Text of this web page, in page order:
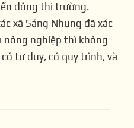
động thị trường.
xã Sáng Nhung đã xác
nông nghiệp thì không
tư duy, có quy trình, và